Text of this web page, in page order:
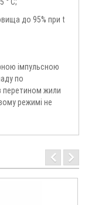
до 95% при t
імпульсною
по
перетином жили
режимі не